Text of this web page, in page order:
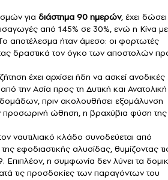
για διάστημα 90 ημερών, έχει δώσει
εισαγωγές από 145% σε 30%, ενώ η Κίνα
αποτέλεσμα ήταν άμεσο: οι φορτωτές
δραστικά τον όγκο των αποστολών
έχει αρχίσει ήδη να ασκεί ανοδικές
την Ασία προς τη Δυτική και Ανατολική
πριν ακολουθήσει εξομάλυνση
ώθηση, η βραχύβια φύση της
ναυτιλιακό κλάδο συνοδεύεται από
εφοδιαστικής αλυσίδας, θυμίζοντας
Επιπλέον, η συμφωνία δεν λύνει τα
τις προσδοκίες των παραγόντων του